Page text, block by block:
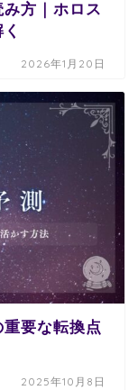
方｜ホロス
2026年1月20日
要な転換点
2025年10月8日